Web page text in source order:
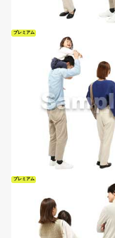
プレミアム
プレミアム